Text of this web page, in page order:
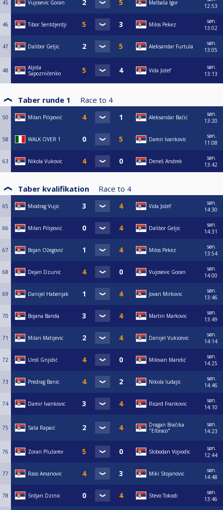
45 Vujosevic Goran Malbaša Igor
12:53
46 Tibor Sentdjerdji Milos Pekez
søn.
13:02
47 Dalibor Geljic Aleksandar Furtula
søn.
13:05
48
Aljoša
Sapozničenko
Vida Jožef
søn.
13:13
Taber runde 1 Race to 4
50 Milan Pilipović Aleksandar Bačić
søn.
13:20
58 WALK OVER 1 Damir Ivankovic
søn.
11:08
63 Nikola Vukovic Deneš Andrek
søn.
13:42
Taber kvalifikation Race to 4
65 Miodrag Vujic Vida Jožef
søn.
14:30
66 Milan Pilipović Dalibor Geljic
søn.
14:31
67 Bojan Ožegović Milos Pekez
søn.
13:54
68 Dejan Dzunic Vujosevic Goran
søn.
14:00
69 Danijel Habenjak Jovan Mirkovic
søn.
13:46
70 Bojana Banda Martin Markovic
søn.
13:49
71 Milan Matijevic Danijel Vukicevic
søn.
14:14
72 Uroš Gnjidić Milovan Mandić
søn.
14:25
73 Predrag Banic Nikola ludajic
søn.
14:46
74 Damir Ivankovic Ricard Frankovic
søn.
14:10
75 Saša Rapaić
Dragan Bračika
"Elbraco"
søn.
14:23
76 Zoran Plužarev Slobodan Vojvodic
søn.
12:44
77 Raso Amanovic Miki Stojanovic
søn.
14:48
78 Srdjan Dzinic Stevo Tokodi
søn.
13:46